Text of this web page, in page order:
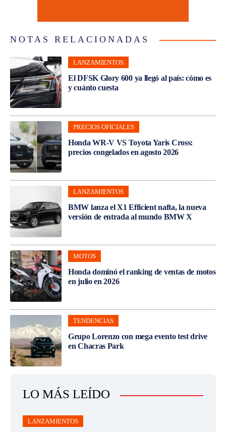
NOTAS RELACIONADAS
LANZAMIENTOS
El DFSK Glory 600 ya llegó al país: cómo es
y cuánto cuesta
PRECIOS OFICIALES
Honda WR-V VS Toyota Yaris Cross:
precios congelados en agosto 2026
LANZAMIENTOS
BMW lanza el X1 Efficient nafta, la nueva
versión de entrada al mundo BMW X
MOTOS
Honda dominó el ranking de ventas de motos
en julio en 2026
TENDENCIAS
Grupo Lorenzo con mega evento test drive
en Chacras Park
LO MÁS LEÍDO
LANZAMIENTOS